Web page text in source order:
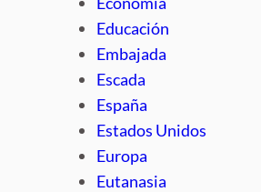
Educación
Embajada
Escada
España
Estados Unidos
Europa
Eutanasia